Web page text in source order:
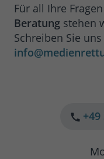
Für all Ihre
Beratung stehen
Schreiben Sie uns
+49